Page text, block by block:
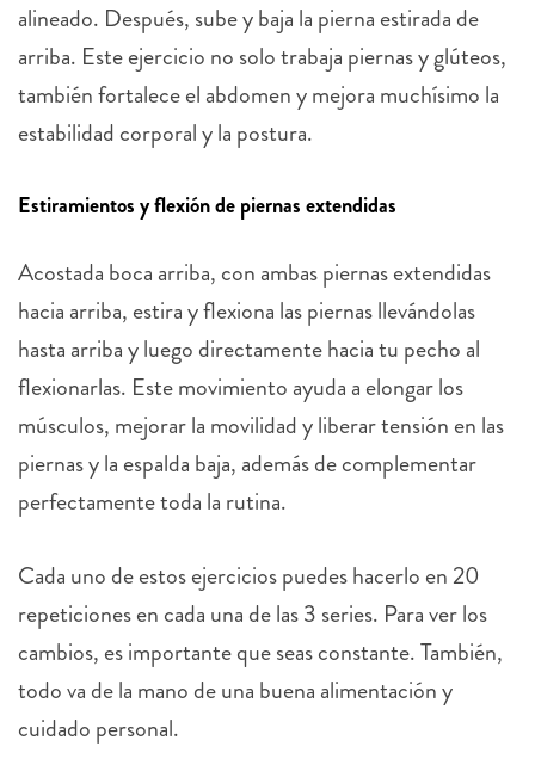
alineado. Después, sube y baja la pierna estirada de
arriba. Este ejercicio no solo trabaja piernas y glúteos,
también fortalece el abdomen y mejora muchísimo la
estabilidad corporal y la postura.
Estiramientos y flexión de piernas extendidas
Acostada boca arriba, con ambas piernas extendidas
hacia arriba, estira y flexiona las piernas llevándolas
hasta arriba y luego directamente hacia tu pecho al
flexionarlas. Este movimiento ayuda a elongar los
músculos, mejorar la movilidad y liberar tensión en las
piernas y la espalda baja, además de complementar
perfectamente toda la rutina.
Cada uno de estos ejercicios puedes hacerlo en 20
repeticiones en cada una de las 3 series. Para ver los
cambios, es importante que seas constante. También,
todo va de la mano de una buena alimentación y
cuidado personal.